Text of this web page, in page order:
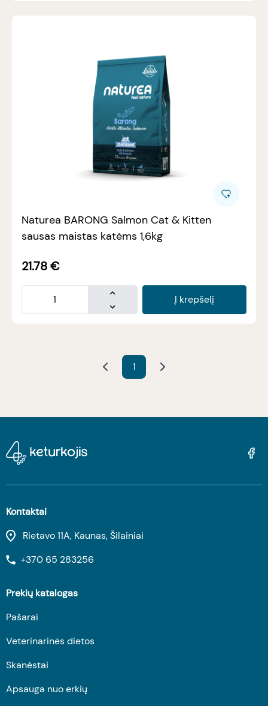
Naturea BARONG Salmon Cat & Kitten
sausas maistas katėms 1,6kg
21.78€
Į krepšelį
1
Kontaktai
Rietavo 11A, Kaunas, Šilainiai
+370 65 283256
Prekių katalogas
Pašarai
Veterinarinės dietos
Skanėstai
Apsauga nuo erkių